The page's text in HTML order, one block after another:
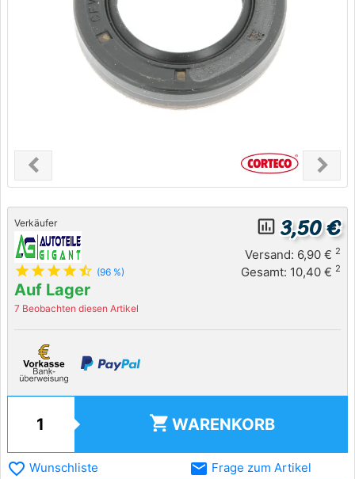
chevron_leftPrevious chevron_right
Next
Verkäufer
star star star star star_half (96 %)
Auf Lager
7 Beobachten diesen Artikel
insert_chart_outlined 3,50 €
Versand: 6,90 € 2
Gesamt: 10,40 € 2
shopping_cart WARENKORB
favorite_border Wunschliste email Frage zum Artikel